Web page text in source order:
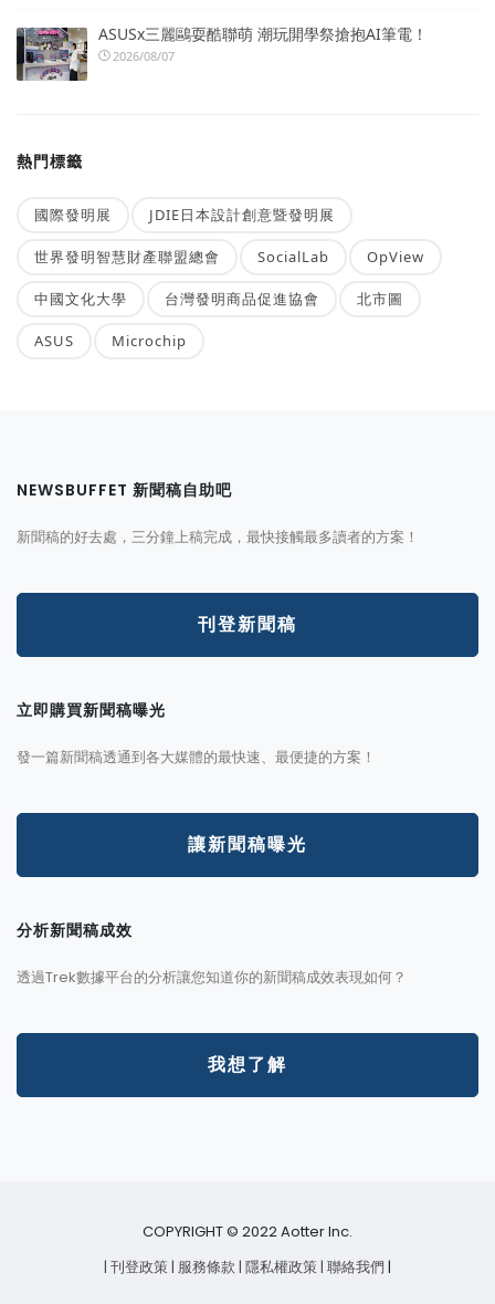
ASUSx三麗鷗耍酷聯萌 潮玩開學祭搶抱AI筆電！
2026/08/07
熱門標籤
國際發明展 JDIE日本設計創意暨發明展
世界發明智慧財產聯盟總會 SocialLab OpView
中國文化大學 台灣發明商品促進協會 北市圖
ASUS Microchip
NEWSBUFFET 新聞稿自助吧
新聞稿的好去處，三分鐘上稿完成，最快接觸最多讀者的方案！
刊登新聞稿
立即購買新聞稿曝光
發一篇新聞稿透通到各大媒體的最快速、最便捷的方案！
讓新聞稿曝光
分析新聞稿成效
透過Trek數據平台的分析讓您知道你的新聞稿成效表現如何？
我想了解
COPYRIGHT © 2022 Aotter Inc.
| 刊登政策| 服務條款 | 隱私權政策| 聯絡我們 |